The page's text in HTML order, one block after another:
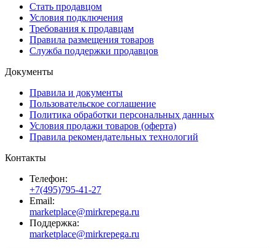
Стать продавцом
Условия подключения
Требования к продавцам
Правила размещения товаров
Служба поддержки продавцов
Документы
Правила и документы
Пользовательское соглашение
Политика обработки персональных данных
Условия продажи товаров (оферта)
Правила рекомендательных технологий
Контакты
Телефон:
+7(495)795-41-27
Email:
marketplace@mirkrepega.ru
Поддержка:
marketplace@mirkrepega.ru